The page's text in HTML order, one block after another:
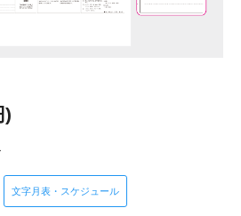
)
文字月表・スケジュール